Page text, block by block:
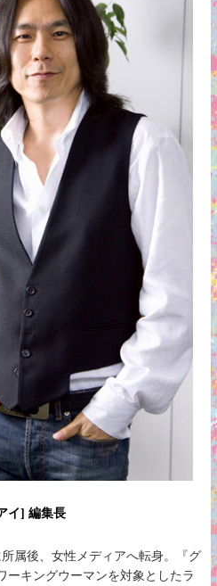
イ] 編集長
所属後、女性メディアへ転身。『グ
ーキングウーマンを対象としたラ